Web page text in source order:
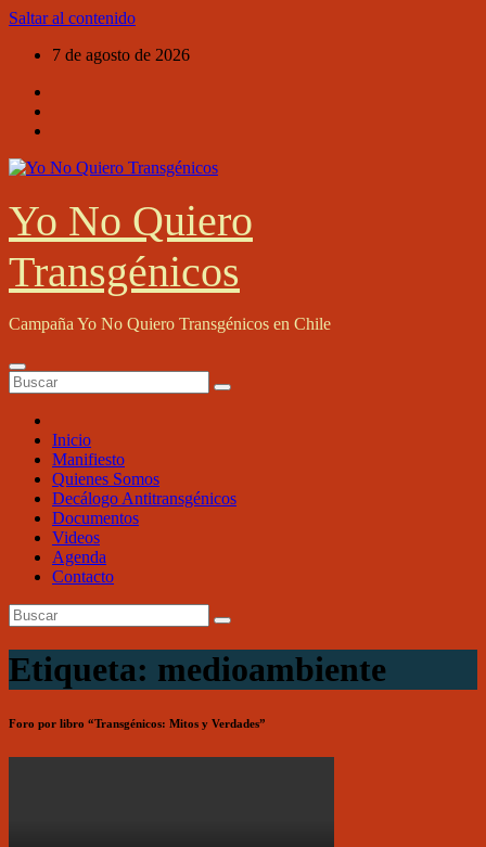
Saltar al contenido
7 de agosto de 2026
Yo No Quiero
Transgénicos
Campaña Yo No Quiero Transgénicos en Chile
Inicio
Manifiesto
Quienes Somos
Decálogo Antitransgénicos
Documentos
Videos
Agenda
Contacto
Etiqueta: medioambiente
Foro por libro “Transgénicos: Mitos y Verdades”